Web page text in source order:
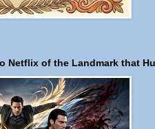
Netflix of the Landmark that